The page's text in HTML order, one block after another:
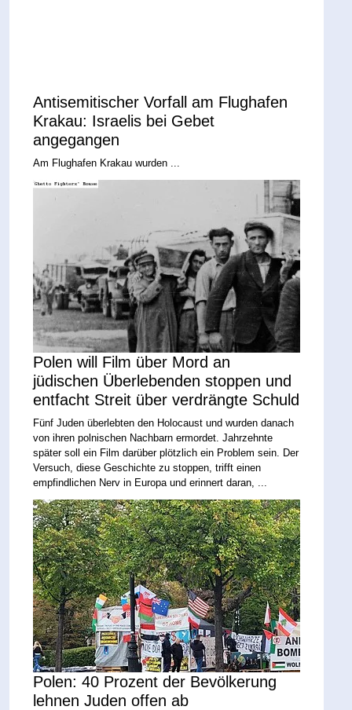
Antisemitischer Vorfall am Flughafen
Krakau: Israelis bei Gebet
angegangen
Am Flughafen Krakau wurden ...
Polen will Film über Mord an
jüdischen Überlebenden stoppen und
entfacht Streit über verdrängte Schuld
Fünf Juden überlebten den Holocaust und wurden danach
von ihren polnischen Nachbarn ermordet. Jahrzehnte
später soll ein Film darüber plötzlich ein Problem sein. Der
Versuch, diese Geschichte zu stoppen, trifft einen
empfindlichen Nerv in Europa und erinnert daran, ...
Polen: 40 Prozent der Bevölkerung
lehnen Juden offen ab